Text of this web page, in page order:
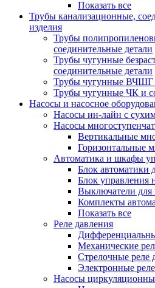
Показать все
Трубы канализационные,
изделия
Трубы
соединительные детали
Трубы чугунные
соединительные детали
Трубы чугунные ВЧШГ
Трубы чугунные ЧК и
Насосы и насосное
Насосы ин-лайн с
Насосы
Вертикальные
Горизонтальные
Автоматика и шкафы
Блок автоматики
Блок управления
Выключатели для
Комплекты
Показать все
Реле давления
Механические
Стрелочные реле
Электронные
Насосы